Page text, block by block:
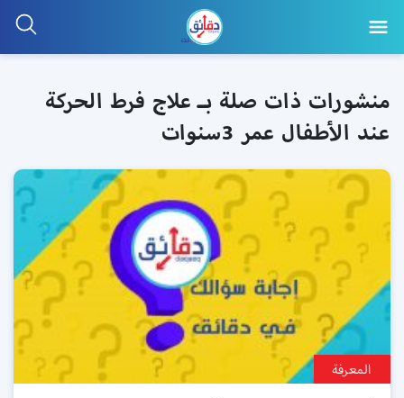
منشورات ذات صلة بـ علاج فرط الحركة
عند الأطفال عمر 3سنوات
المعرفة